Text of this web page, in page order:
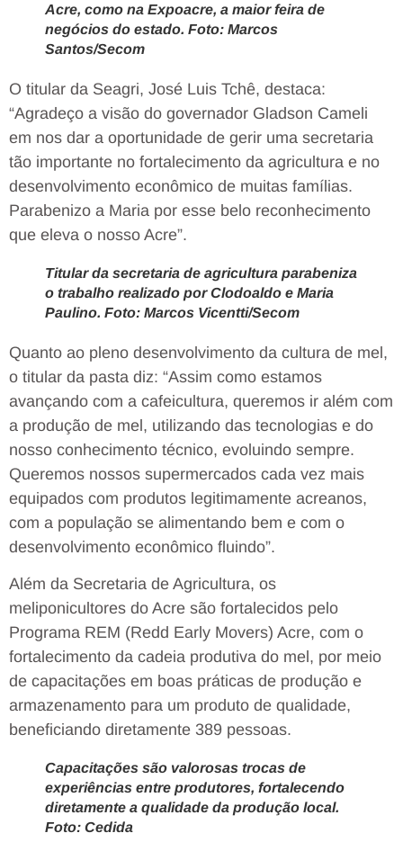
Acre, como na Expoacre, a maior feira de
negócios do estado. Foto: Marcos
Santos/Secom
O titular da Seagri, José Luis Tchê, destaca:
“Agradeço a visão do governador Gladson Cameli
em nos dar a oportunidade de gerir uma secretaria
tão importante no fortalecimento da agricultura e no
desenvolvimento econômico de muitas famílias.
Parabenizo a Maria por esse belo reconhecimento
que eleva o nosso Acre”.
Titular da secretaria de agricultura parabeniza
o trabalho realizado por Clodoaldo e Maria
Paulino. Foto: Marcos Vicentti/Secom
Quanto ao pleno desenvolvimento da cultura de mel,
o titular da pasta diz: “Assim como estamos
avançando com a cafeicultura, queremos ir além com
a produção de mel, utilizando das tecnologias e do
nosso conhecimento técnico, evoluindo sempre.
Queremos nossos supermercados cada vez mais
equipados com produtos legitimamente acreanos,
com a população se alimentando bem e com o
desenvolvimento econômico fluindo”.
Além da Secretaria de Agricultura, os
meliponicultores do Acre são fortalecidos pelo
Programa REM (Redd Early Movers) Acre, com o
fortalecimento da cadeia produtiva do mel, por meio
de capacitações em boas práticas de produção e
armazenamento para um produto de qualidade,
beneficiando diretamente 389 pessoas.
Capacitações são valorosas trocas de
experiências entre produtores, fortalecendo
diretamente a qualidade da produção local.
Foto: Cedida